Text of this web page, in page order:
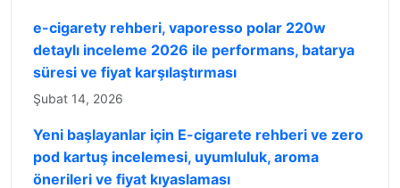
e-cigarety rehberi, vaporesso polar 220w
detaylı inceleme 2026 ile performans, batarya
süresi ve fiyat karşılaştırması
Şubat 14, 2026
Yeni başlayanlar için E-cigarete rehberi ve zero
pod kartuş incelemesi, uyumluluk, aroma
önerileri ve fiyat kıyaslaması